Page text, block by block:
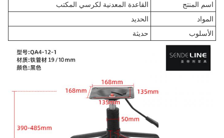
اسم المنتج
القاعدة المعدنية لكرسي المكتب
المواد
الحديد
الأسلوب
حديثة